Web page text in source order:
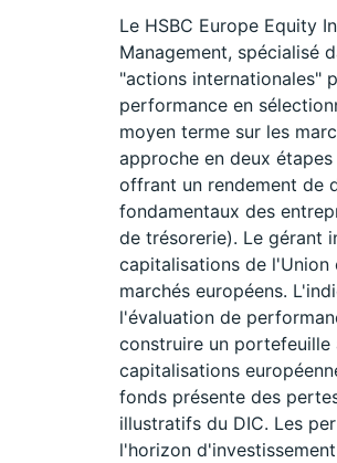
Le HSBC Europe Equity
Management, spécialisé
"actions internationales"
performance en
moyen terme sur les
approche en deux
offrant un rendement de
fondamentaux des
de trésorerie). Le gérant
capitalisations de l'Union
marchés européens.
l'évaluation de
construire un portefeuille
capitalisations
fonds présente des
illustratifs du DIC. Les
l'horizon